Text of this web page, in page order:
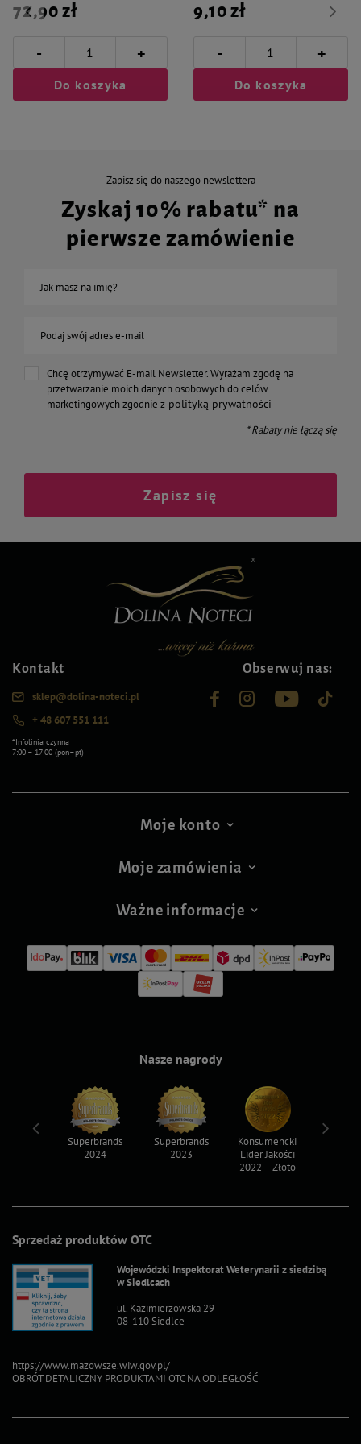
72,90 zł
- +
Do koszyka
9,10 zł
- +
Do koszyka
Zapisz się do naszego newslettera
Zyskaj 10% rabatu* na
pierwsze zamówienie
Jak masz na imię?
Podaj swój adres e-mail
Chcę otrzymywać E-mail Newsletter. Wyrażam zgodę na
przetwarzanie moich danych osobowych do celów
marketingowych zgodnie z polityką prywatności
* Rabaty nie łączą się
Zapisz się
Kontakt
sklep@dolina-noteci.pl
+ 48 607 551 111
*Infolinia czynna
7:00 – 17:00 (pon–pt)
Obserwuj nas:
Moje konto
Moje zamówienia
Ważne informacje
Sprzedaż produktów OTC
Wojewódzki Inspektorat Weterynarii z siedzibą
w Siedlcach
ul. Kazimierzowska 29
08-110 Siedlce
https://www.mazowsze.wiw.gov.pl/
OBRÓT DETALICZNY PRODUKTAMI OTC NA ODLEGŁOŚĆ
Nasze nagrody
Superbrands
2024
Superbrands
2023
Konsumencki
Lider Jakości
2022 – Złoto